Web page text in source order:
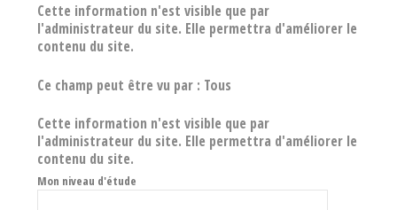
Cette information n'est visible que par
l'administrateur du site. Elle permettra d'améliorer le
contenu du site.
Ce champ peut être vu par : Tous
Cette information n'est visible que par
l'administrateur du site. Elle permettra d'améliorer le
contenu du site.
Mon niveau d'étude